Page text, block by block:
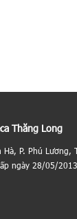
Thăng Long
P. Phú Lương,
ngày 28/05/